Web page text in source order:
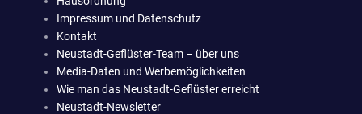
Impressum und Datenschutz
Kontakt
Neustadt-Geflüster-Team – über uns
Media-Daten und Werbemöglichkeiten
Wie man das Neustadt-Geflüster erreicht
Neustadt-Newsletter